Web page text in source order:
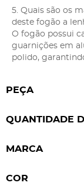
5. Quais são os
deste fogão a
O fogão possui
guarnições em
polido,
PEÇA
QUANTIDADE
MARCA
COR